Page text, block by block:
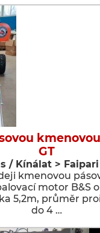
kmenovou
GT
/ Kínálat >
kmenovou
motor B&S
5,2m, průměr
do 4 …